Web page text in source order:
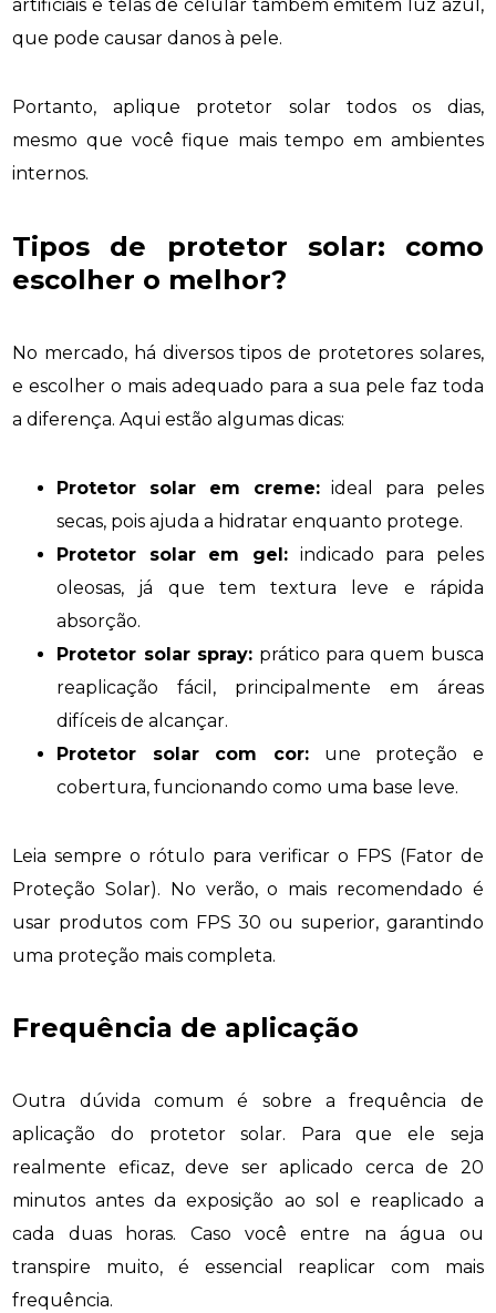
artificiais e telas de celular também emitem luz azul,
que pode causar danos à pele.
Portanto, aplique protetor solar todos os dias,
mesmo que você fique mais tempo em ambientes
internos.
Tipos de protetor solar: como
escolher o melhor?
No mercado, há diversos tipos de protetores solares,
e escolher o mais adequado para a sua pele faz toda
a diferença. Aqui estão algumas dicas:
Protetor solar em creme:ideal para peles
secas, pois ajuda a hidratar enquanto protege.
Protetor solar em gel: indicado para peles
oleosas, já que tem textura leve e rápida
absorção.
Protetor solar spray: prático para quem busca
reaplicação fácil, principalmente em áreas
difíceis de alcançar.
Protetor solar com cor: une proteção e
cobertura, funcionando como uma base leve.
Leia sempre o rótulo para verificar o FPS (Fator de
Proteção Solar). No verão, o mais recomendado é
usar produtos com FPS 30 ou superior, garantindo
uma proteção mais completa.
Frequência de aplicação
Outra dúvida comum é sobre a frequência de
aplicação do protetor solar. Para que ele seja
realmente eficaz, deve ser aplicado cerca de 20
minutos antes da exposição ao sol e reaplicado a
cada duas horas. Caso você entre na água ou
transpire muito, é essencial reaplicar com mais
frequência.